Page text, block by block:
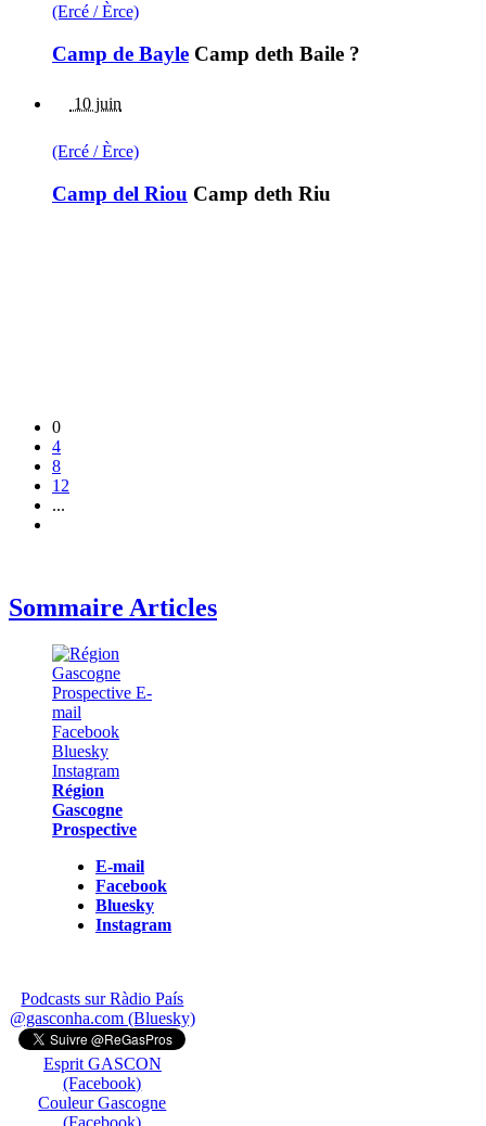
(Ercé / Èrce)
Camp de Bayle Camp deth Baile ?
10 juin
(Ercé / Èrce)
Camp del Riou Camp deth Riu
0
4
8
12
...
Sommaire Articles
Région
Gascogne
Prospective
E-mail
Facebook
Bluesky
Instagram
Podcasts sur Ràdio País
@gasconha.com (Bluesky)
Esprit GASCON
(Facebook)
Couleur Gascogne
(Facebook)